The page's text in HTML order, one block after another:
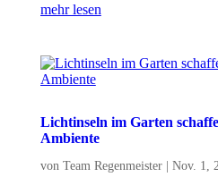
mehr lesen
Lichtinseln im Garten
Ambiente
von Team Regenmeister| Nov. 1,